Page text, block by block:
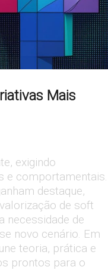
Mais
exigindo
e comportamentais.
destaque,
de soft
necessidade de
novo cenário. Em
teoria, prática e
prontos para o